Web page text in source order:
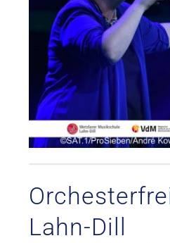
Lahn-Dill